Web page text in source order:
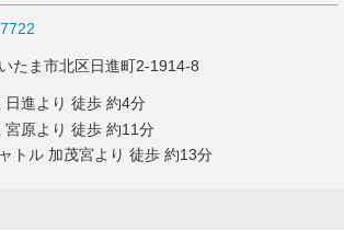
たま市北区日進町2-1914-8
日進より 徒歩 約4分
宮原より 徒歩 約11分
トル 加茂宮より 徒歩 約13分